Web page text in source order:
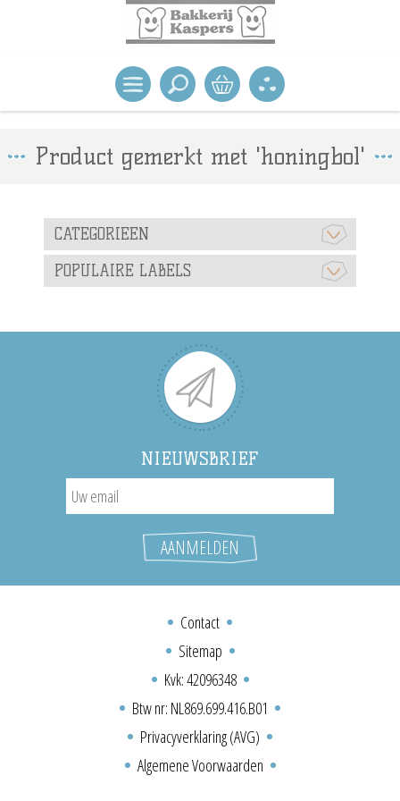
Product gemerkt met 'honingbol'
CATEGORIEEN
POPULAIRE LABELS
NIEUWSBRIEF
Contact
Sitemap
Kvk: 42096348
Btw nr: NL869.699.416.B01
Privacyverklaring (AVG)
Algemene Voorwaarden